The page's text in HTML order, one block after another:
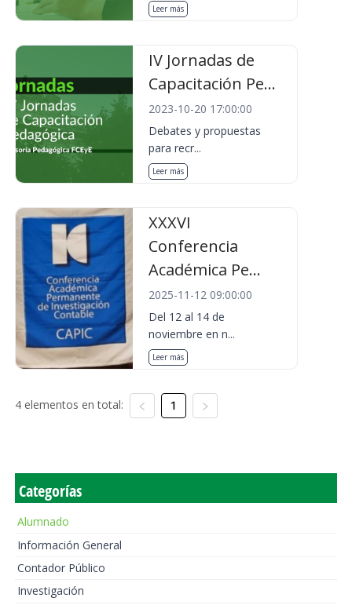
Leer más
IV Jornadas de
Capacitación Pe...
2023-10-20 17:00:00
Debates y propuestas
para recr...
Leer más
XXXVI
Conferencia
Académica Pe...
2025-11-12 09:00:00
Del 12 al 14 de
noviembre en n...
Leer más
4 elementos en total: 1
Categorías
Alumnado
Información General
Contador Público
Investigación